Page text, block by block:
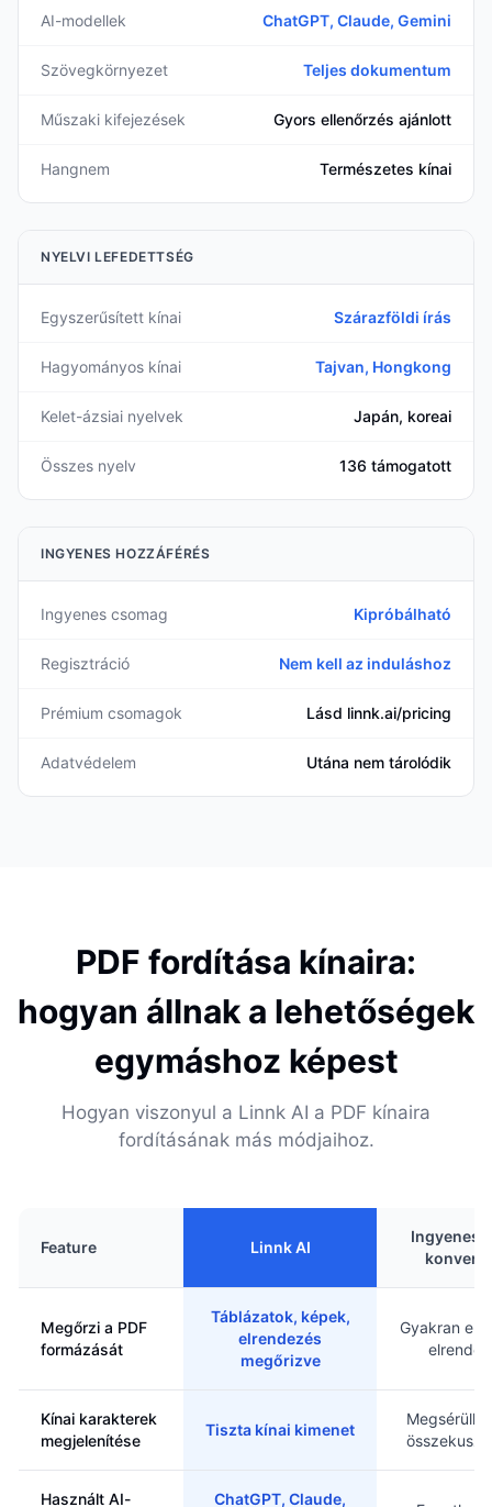
AI-modellek ChatGPT, Claude, Gemini
Szövegkörnyezet Teljes dokumentum
Műszaki kifejezések Gyors ellenőrzés ajánlott
Hangnem Természetes kínai
NYELVI LEFEDETTSÉG
Egyszerűsített kínai Szárazföldi írás
Hagyományos kínai Tajvan, Hongkong
Kelet-ázsiai nyelvek Japán, koreai
Összes nyelv 136 támogatott
INGYENES HOZZÁFÉRÉS
Ingyenes csomag Kipróbálható
Regisztráció Nem kell az induláshoz
Prémium csomagok Lásd linnk.ai/pricing
Adatvédelem Utána nem tárolódik
PDF fordítása kínaira:
hogyan állnak a lehetőségek
egymáshoz képest
Hogyan viszonyul a Linnk AI a PDF kínaira
fordításának más módjaihoz.
Feature Linnk AI
Ingyenes
Megőrzi a PDF
formázását
Táblázatok, képek,
elrendezés
megőrizve
Gyakran
Kínai karakterek
megjelenítése
Tiszta kínai kimenet
Használt AI- ChatGPT, Claude,